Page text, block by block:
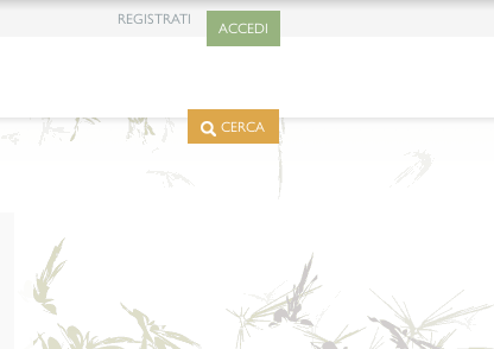
ACCEDI
CERCA
REGISTRATI